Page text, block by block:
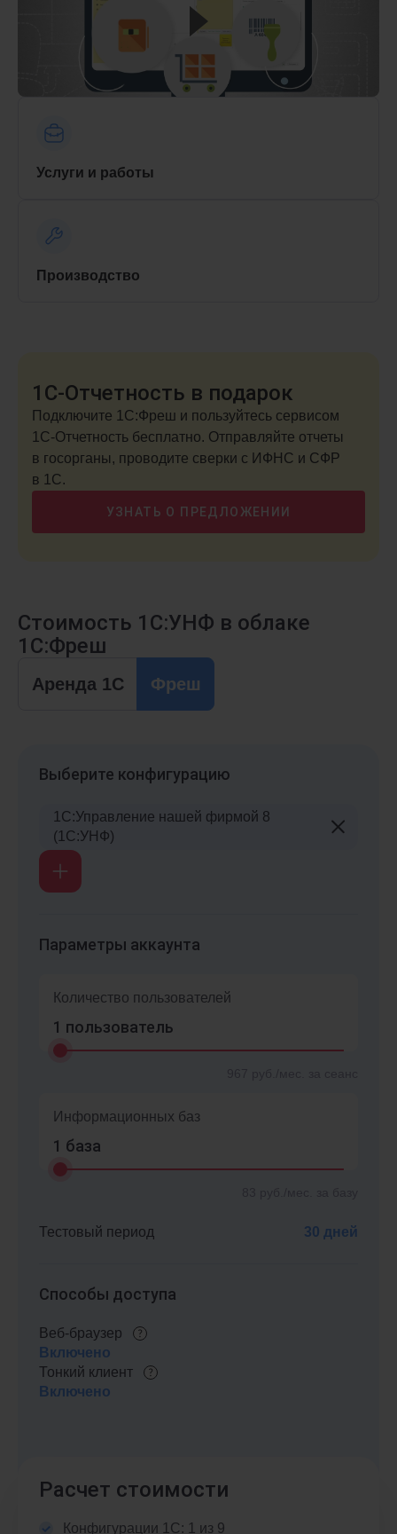
Услуги и работы
Производство
1С-Отчетность в подарок
Подключите 1С:Фреш и пользуйтесь сервисом
1С-Отчетность бесплатно. Отправляйте отчеты
в госорганы, проводите сверки с ИФНС и СФР
в 1С.
УЗНАТЬ О ПРЕДЛОЖЕНИИ
Стоимость 1С:УНФ в облаке
1С:Фреш
Аренда 1С Фреш
Выберите конфигурацию
1С:Управление нашей фирмой 8
(1С:УНФ)
Параметры аккаунта
Количество пользователей
1 пользователь
Информационных баз
1 база
Тестовый период 30 дней
Способы доступа
Веб-браузер
Включено
Тонкий клиент
Включено
Расчет стоимости
Конфигурации 1С: 1 из 9